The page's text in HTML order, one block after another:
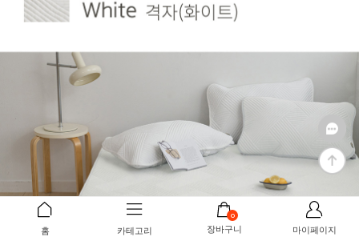
홈 카테고리
0
장바구니 마이페이지